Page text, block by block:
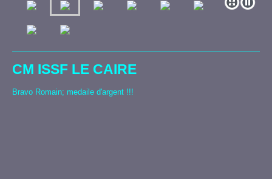
CM ISSF LE CAIRE
Bravo Romain; medaile d'argent !!!